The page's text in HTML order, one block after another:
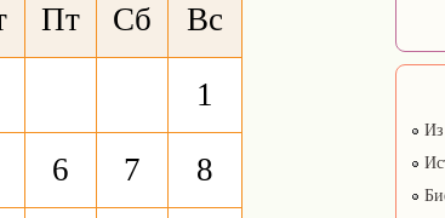
Пт Сб Вс
1
6 7 8
Из